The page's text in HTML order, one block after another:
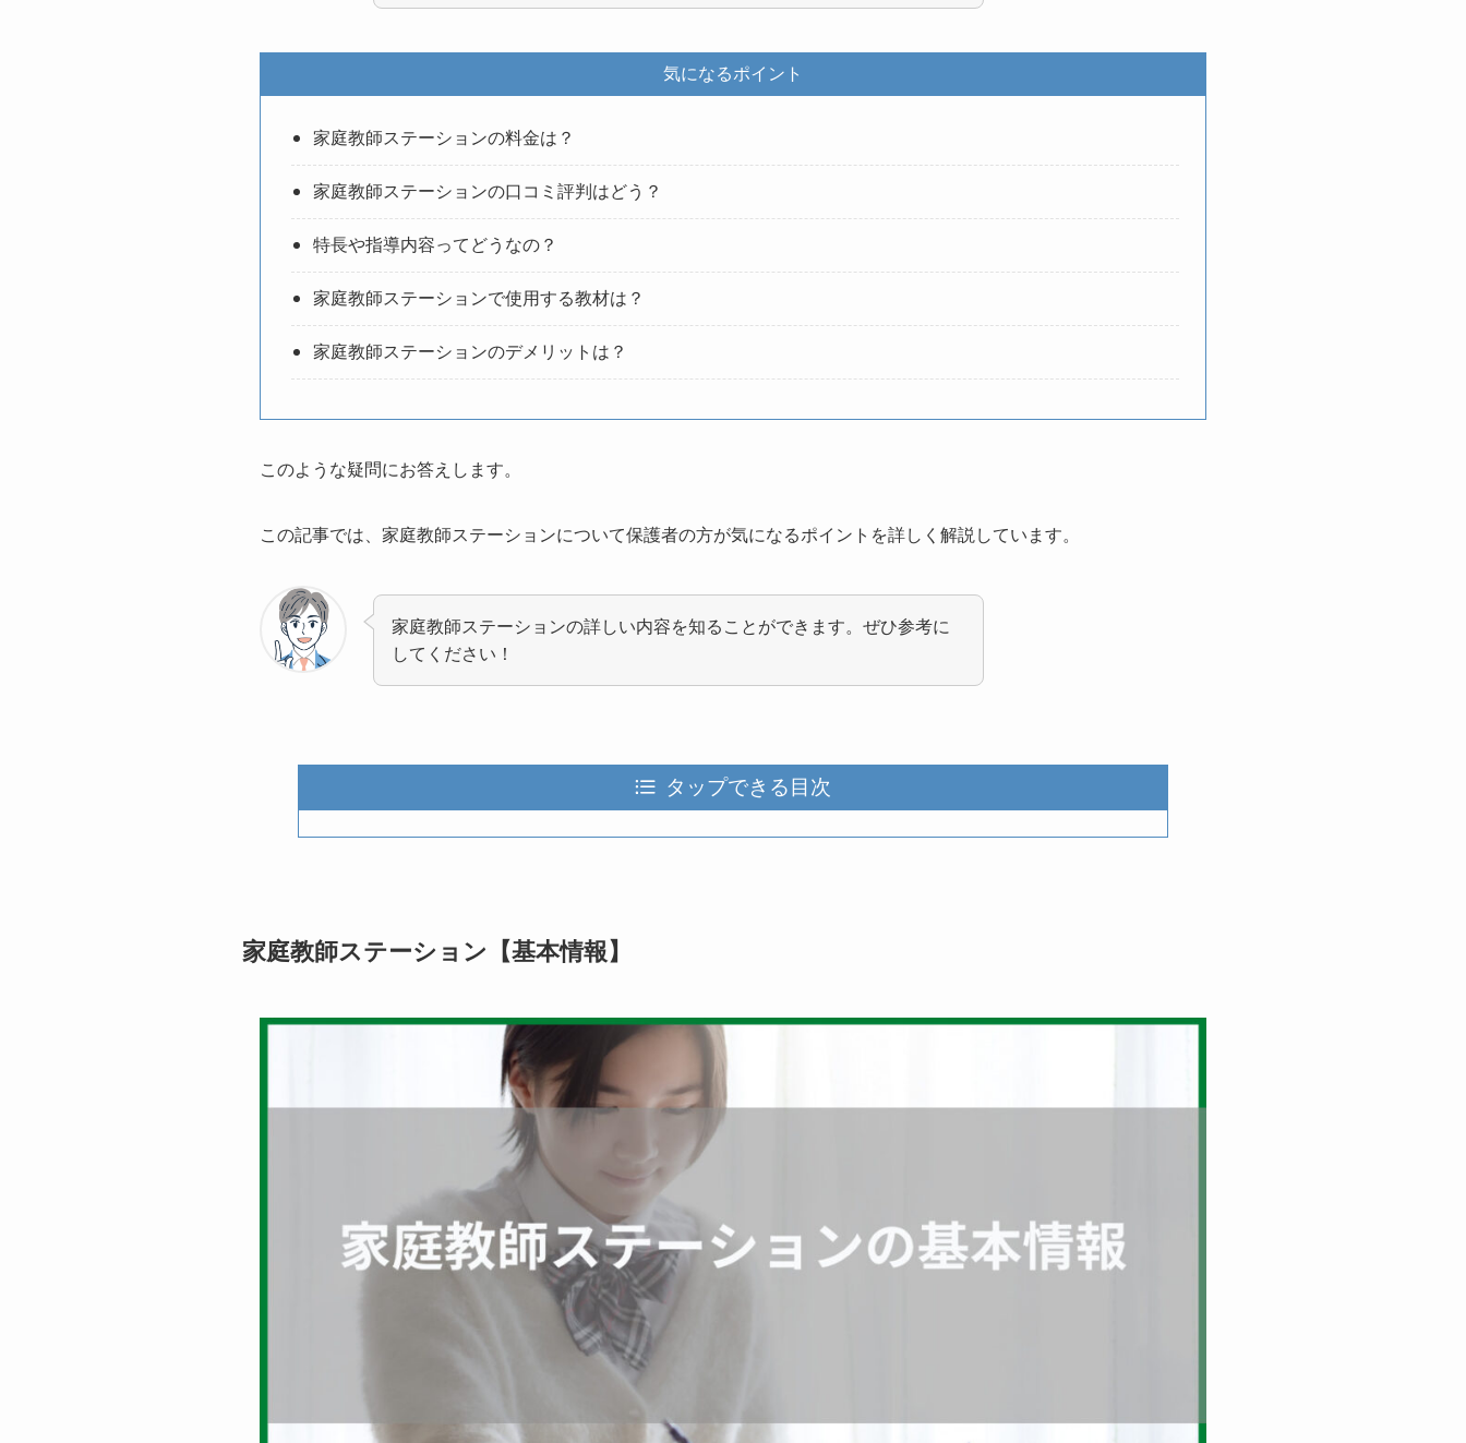
気になるポイント
家庭教師ステーションの料金は？
家庭教師ステーションの口コミ評判はどう？
特長や指導内容ってどうなの？
家庭教師ステーションで使用する教材は？
家庭教師ステーションのデメリットは？
このような疑問にお答えします。
この記事では、家庭教師ステーションについて保護者の方が気になるポイントを詳しく解説しています。
家庭教師ステーションの詳しい内容を知ることができます。ぜひ参考に
してください！
タップできる目次
家庭教師ステーション【基本情報】